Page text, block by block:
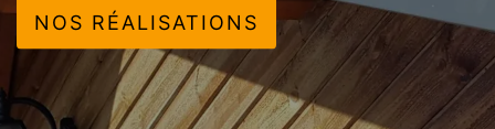
NOS RÉALISATIONS